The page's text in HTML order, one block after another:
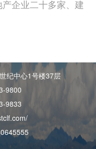
企业二十多家、建
纪中心1号楼37层
9800
9833